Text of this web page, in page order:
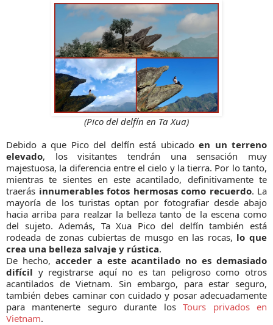
(Pico del delfín en Ta Xua)
Debido a que Pico del delfín está ubicado en un terreno
elevado, los visitantes tendrán una sensación muy
majestuosa, la diferencia entre el cielo y la tierra. Por lo tanto,
mientras te sientes en este acantilado, definitivamente te
traerás innumerables fotos hermosas como recuerdo. La
mayoría de los turistas optan por fotografiar desde abajo
hacia arriba para realzar la belleza tanto de la escena como
del sujeto. Además, Ta Xua Pico del delfín también está
rodeada de zonas cubiertas de musgo en las rocas, lo que
crea una belleza salvaje y rústica.
De hecho, acceder a este acantilado no es demasiado
difícil y registrarse aquí no es tan peligroso como otros
acantilados de Vietnam. Sin embargo, para estar seguro,
también debes caminar con cuidado y posar adecuadamente
para mantenerte seguro durante losTours privados en
Vietnam.